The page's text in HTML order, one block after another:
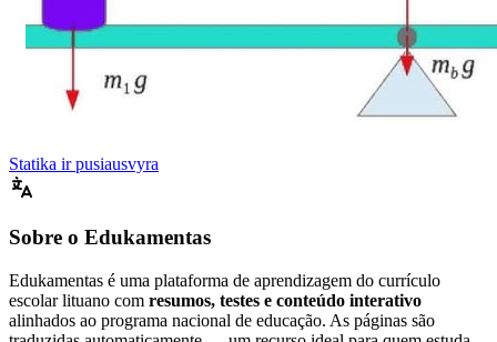
Statika ir pusiausvyra
Sobre o Edukamentas
Edukamentas é uma plataforma de aprendizagem do currículo
escolar lituano com resumos, testes e conteúdo interativo
alinhados ao programa nacional de educação. As páginas são